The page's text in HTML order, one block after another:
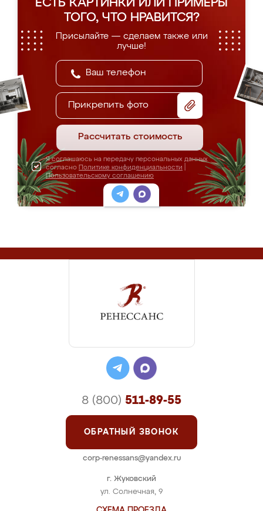
ЕСТЬ КАРТИНКИ ИЛИ ПРИМЕРЫ
ТОГО, ЧТО НРАВИТСЯ?
Присылайте — сделаем также или
лучше!
Прикрепить фото
Рассчитать стоимость
Я соглашаюсь на передачу персональных данных
согласно Политике конфиденциальности
Пользовательскому соглашению
г. Жуковский
ул. Солнечная, 9
8 (800) 511-89-55
ОБРАТНЫЙ ЗВОНОК
corp-renessans@yandex.ru